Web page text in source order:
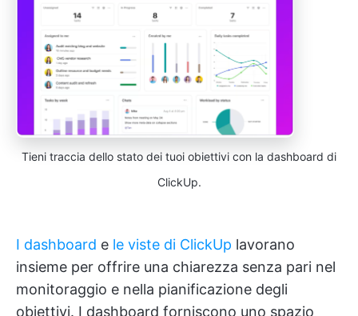
Tieni traccia dello stato dei tuoi obiettivi con la dashboard di
ClickUp.
I dashboard e le viste di ClickUp lavorano
insieme per offrire una chiarezza senza pari nel
monitoraggio e nella pianificazione degli
obiettivi. I dashboard forniscono uno spazio